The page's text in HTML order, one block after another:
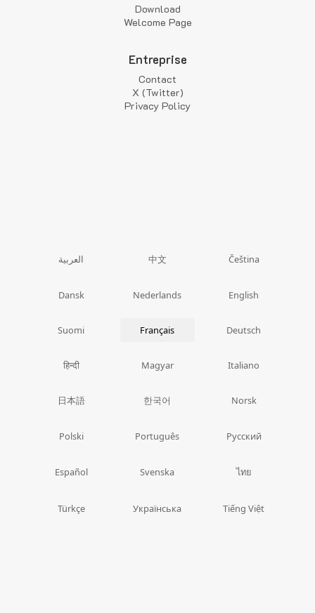
Download
Welcome Page
Entreprise
Contact
X (Twitter)
Privacy Policy
العربية 中文 Čeština
Dansk Nederlands English
Suomi Français Deutsch
हिन्दी Magyar Italiano
日本語 한국어 Norsk
Polski Português Русский
Español Svenska ไทย
Türkçe Українська Tiếng Việt